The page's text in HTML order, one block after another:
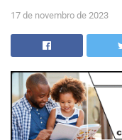
17 de novembro de 2023